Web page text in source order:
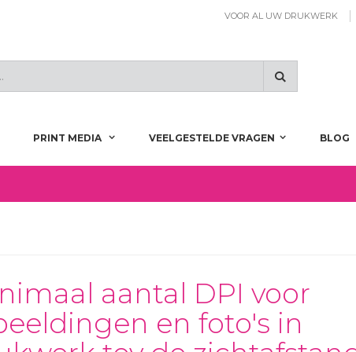
VOOR AL UW DRUKWERK
PRINT MEDIA VEELGESTELDE VRAGEN BLOG
aantal DPI voor
en foto's in